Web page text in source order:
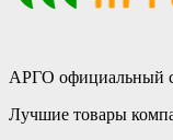
АРГО официальный
Лучшие товары